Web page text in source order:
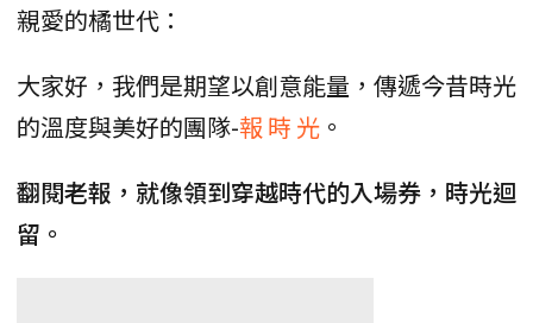
親愛的橘世代：
大家好，我們是期望以創意能量，傳遞今昔時光
的溫度與美好的團隊-報 時 光 。
翻閱老報，就像領到穿越時代的入場券，時光迴
留。